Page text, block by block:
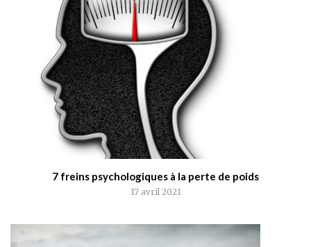
7 freins psychologiques à la perte de poids
17 avril 2021